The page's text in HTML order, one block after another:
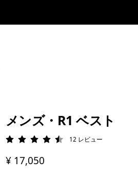
メンズ・R1 ベスト
評価: 4.5 / 5
12 レビュー
¥ 17,050